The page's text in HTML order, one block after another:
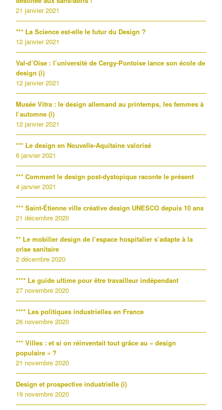
21 janvier 2021
*** La Science est-elle le futur du Design ?
12 janvier 2021
Val-d’Oise : l’université de Cergy-Pontoise lance son école de
design (i)
12 janvier 2021
Musée Vitra : le design allemand au printemps, les femmes à
l’automne (i)
12 janvier 2021
*** Le design en Nouvelle-Aquitaine valorisé
6 janvier 2021
*** Comment le design post-dystopique raconte le présent
4 janvier 2021
*** Saint-Étienne ville créative design UNESCO depuis 10 ans
21 décembre 2020
** Le mobilier design de l’espace hospitalier s’adapte à la
crise sanitaire
2 décembre 2020
**** Le guide ultime pour être travailleur indépendant
27 novembre 2020
**** Les politiques industrielles en France
26 novembre 2020
*** Villes : et si on réinventait tout grâce au « design
populaire » ?
21 novembre 2020
Design et prospective industrielle (i)
19 novembre 2020